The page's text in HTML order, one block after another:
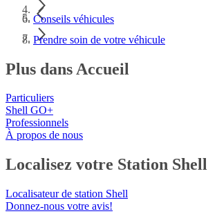
Conseils véhicules
Prendre soin de votre véhicule
Plus dans Accueil
Particuliers
Shell GO+
Professionnels
À propos de nous
Localisez votre Station Shell
Localisateur de station Shell
Donnez-nous votre avis!